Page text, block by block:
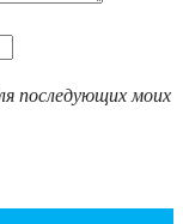
последующих моих